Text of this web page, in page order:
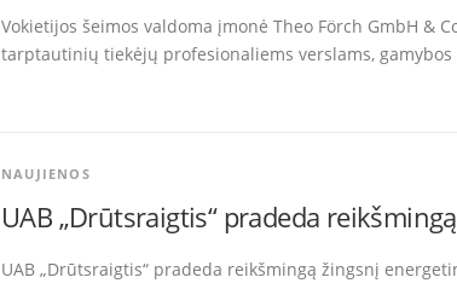
Vokietijos šeimos valdoma įmonė Theo Förch GmbH &
tarptautinių tiekėjų profesionaliems verslams,
NAUJIENOS
UAB „Drūtsraigtis“ pradeda
UAB „Drūtsraigtis“ pradeda reikšmingą žingsnį